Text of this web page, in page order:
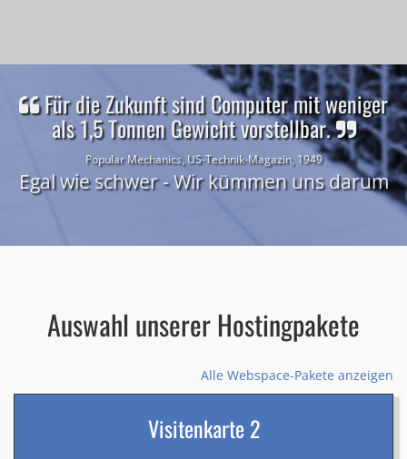
Für die Zukunft sind Computer mit weniger
als 1,5 Tonnen Gewicht vorstellbar.
Popular Mechanics, US-Technik-Magazin, 1949
Egal wie schwer - Wir kümmen uns darum
Auswahl unserer Hostingpakete
Alle Webspace-Pakete anzeigen
Visitenkarte 2